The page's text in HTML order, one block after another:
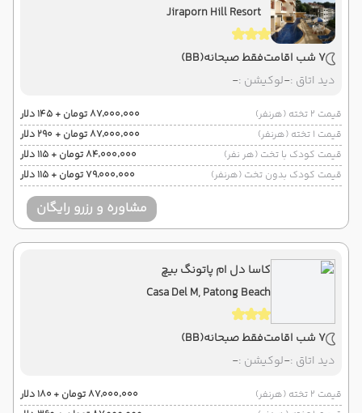
Jiraporn Hill Resort
7 شب اقامت فقط صبحانه(BB)
دید اتاق :-لوکیشن :-
قیمت 2 تخته (هرنفر)
۸۷٬۰۰۰٬۰۰۰ تومان + ۱۴۵ دلار
قیمت 1 تخته (هرنفر)
۸۷٬۰۰۰٬۰۰۰ تومان + ۲۹۰ دلار
قیمت کودک با تخت (هر نفر)
۸۴٬۰۰۰٬۰۰۰ تومان + ۱۱۵ دلار
قیمت کودک بدون تخت (هرنفر)
۷۹٬۰۰۰٬۰۰۰ تومان + ۱۱۵ دلار
مشاوره و رزرو رایگان
کاسا دل ام پاتونگ بیچ
Casa Del M, Patong Beach
7 شب اقامت فقط صبحانه(BB)
دید اتاق :-لوکیشن :-
قیمت 2 تخته (هرنفر)
۸۷٬۰۰۰٬۰۰۰ تومان + ۱۸۰ دلار